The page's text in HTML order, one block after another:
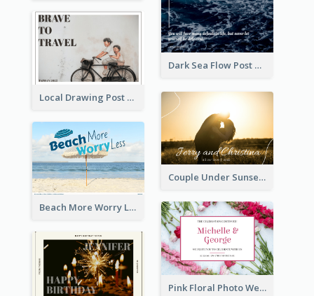
Dark Sea Flow Post Cards
Local Drawing Post Card
Couple Under Sunset Post Card
Beach More Worry Less Postcard
Pink Floral Photo Wedding Postcard